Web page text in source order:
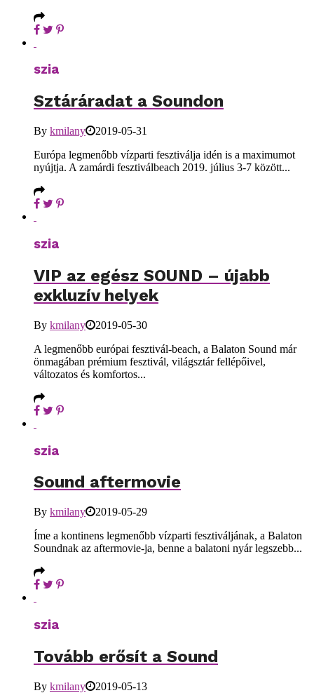
szia
Sztáráradat a Soundon
By kmilany
2019-05-31
Európa legmenőbb vízparti fesztiválja idén is a maximumot
nyújtja. A zamárdi fesztiválbeach 2019. július 3-7 között...
szia
VIP az egész SOUND – újabb
exkluzív helyek
By kmilany
2019-05-30
A legmenőbb európai fesztivál-beach, a Balaton Sound már
önmagában prémium fesztivál, világsztár fellépőivel,
változatos és komfortos...
szia
Sound aftermovie
By kmilany
2019-05-29
Íme a kontinens legmenőbb vízparti fesztiváljának, a Balaton
Soundnak az aftermovie-ja, benne a balatoni nyár legszebb...
szia
Tovább erősít a Sound
By kmilany
2019-05-13